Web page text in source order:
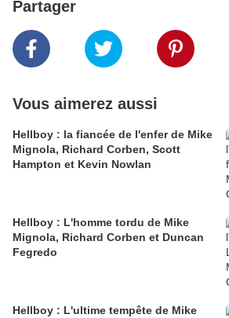
Partager
Vous aimerez aussi
Hellboy : la fiancée de l'enfer de Mike
Mignola, Richard Corben, Scott
Hampton et Kevin Nowlan
Hellboy : L'homme tordu de Mike
Mignola, Richard Corben et Duncan
Fegredo
Hellboy : L'ultime tempête de Mike